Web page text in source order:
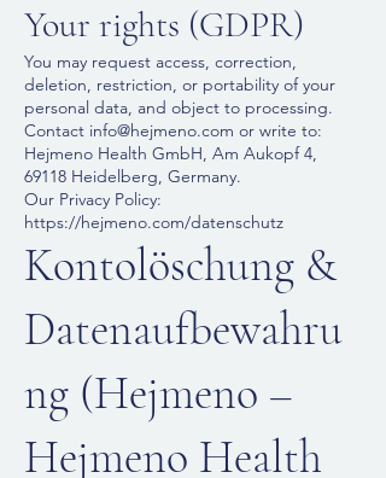
Your rights (GDPR)
You may request access, correction,
deletion, restriction, or portability of your
personal data, and object to processing.
Contact info@hejmeno.com or write to:
Hejmeno Health GmbH, Am Aukopf 4,
69118 Heidelberg, Germany.
Our Privacy Policy:
https://hejmeno.com/datenschutz
Konto­löschung &
Datenaufbewahru
ng (Hejmeno –
Hejmeno Health